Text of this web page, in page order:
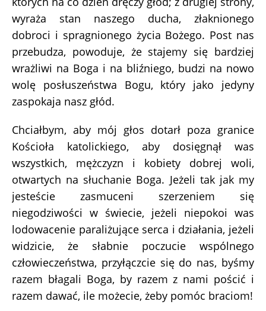
wyraża stan naszego ducha, złaknionego
dobroci i spragnionego życia Bożego. Post nas
przebudza, powoduje, że stajemy się bardziej
wrażliwi na Boga i na bliźniego, budzi na nowo
wolę posłuszeństwa Bogu, który jako jedyny
zaspokaja nasz głód.
Chciałbym, aby mój głos dotarł poza granice
Kościoła katolickiego, aby dosięgnął was
wszystkich, mężczyzn i kobiety dobrej woli,
otwartych na słuchanie Boga. Jeżeli tak jak my
jesteście zasmuceni szerzeniem się
niegodziwości w świecie, jeżeli niepokoi was
lodowacenie paraliżujące serca i działania, jeżeli
widzicie, że słabnie poczucie wspólnego
człowieczeństwa, przyłączcie się do nas, byśmy
razem błagali Boga, by razem z nami pościć i
razem dawać, ile możecie, żeby pomóc braciom!